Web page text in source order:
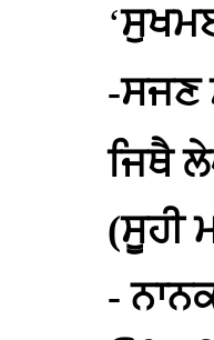
‘
-ਸਜਣ
ਜਿਥੈ
(ਸੂਹੀ
-